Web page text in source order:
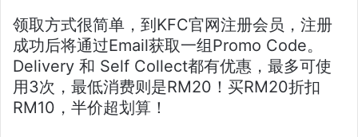
领取方式很简单，到KFC官网注册会员，注册
成功后将通过Email获取一组Promo Code。
Delivery 和 Self Collect都有优惠，最多可使
用3次，最低消费则是RM20！买RM20折扣
RM10，半价超划算！